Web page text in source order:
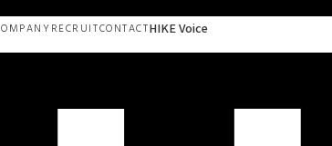
COMPANYRECRUITCONTACT
RECRUITCONTACTHIKE Voice